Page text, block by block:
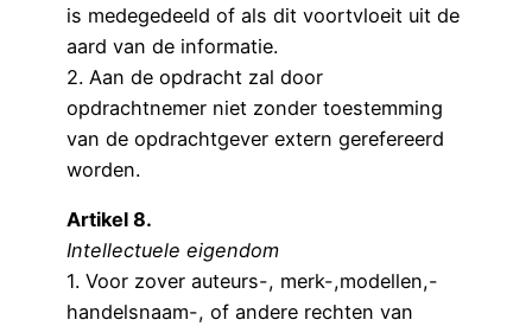
is medegedeeld of als dit voortvloeit uit de
aard van de informatie.
2. Aan de opdracht zal door
opdrachtnemer niet zonder toestemming
van de opdrachtgever extern gerefereerd
worden.
Artikel 8.
Intellectuele eigendom
1. Voor zover auteurs-, merk-,modellen,-
handelsnaam-, of andere rechten van